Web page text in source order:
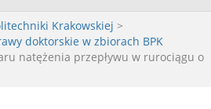
Krakowskiej >
doktorskie w zbiorach BPK
natężenia przepływu w rurociągu o